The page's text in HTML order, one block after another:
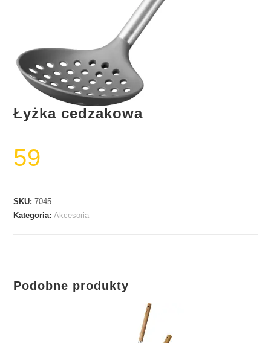
Łyżka cedzakowa
59
SKU:7045
Kategoria:Akcesoria
Podobne produkty